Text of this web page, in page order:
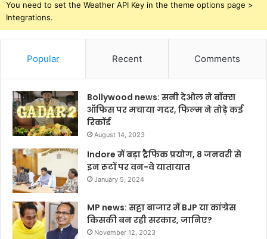
You need to set the Weather API Key in the theme options page >
Integrations.
Popular Recent Comments
Bollywood news: सनी देओल ने बॉक्स
ऑफिस पर मचाया गदर, फिल्म ने तोड़े कई
रिकॉर्ड
August 14, 2023
Indore में बड़ा ट्रैफिक प्रयोग, 8 जनवरी से
इन रूटों पर वन-वे यातायात
January 5, 2024
MP news: सट्टा बाजार में BJP या कांग्रेस
किसकी बन रही सरकार, जानिए?
November 12, 2023